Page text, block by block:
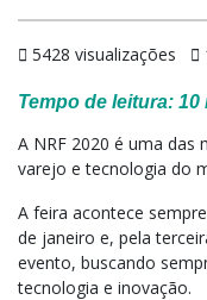
5428 visualizações
Tempo de leitura: 10
A NRF 2020 é uma das
varejo e tecnologia do
A feira acontece
de janeiro e, pela
evento, buscando
tecnologia e inovação.